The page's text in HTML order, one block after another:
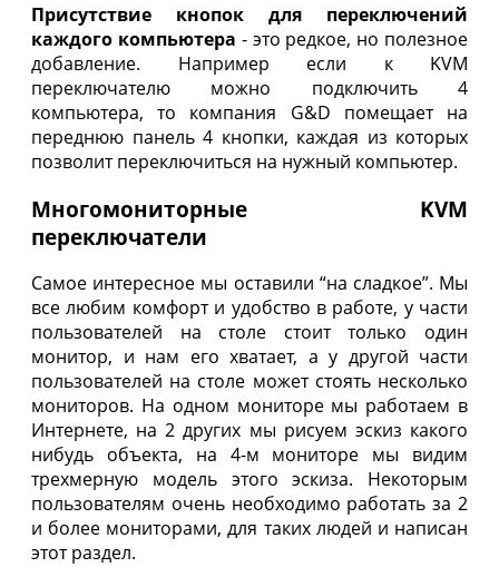
Присутствие кнопок для переключений
каждого компьютера - это редкое, но полезное
добавление. Например если к KVM
переключателю можно подключить 4
компьютера, то компания G&D помещает на
переднюю панель 4 кнопки, каждая из которых
позволит переключиться на нужный компьютер.
Многомониторные KVM
переключатели
Самое интересное мы оставили “на сладкое”. Мы
все любим комфорт и удобство в работе, у части
пользователей на столе стоит только один
монитор, и нам его хватает, а у другой части
пользователей на столе может стоять несколько
мониторов. На одном мониторе мы работаем в
Интернете, на 2 других мы рисуем эскиз какого
нибудь объекта, на 4-м мониторе мы видим
трехмерную модель этого эскиза. Некоторым
пользователям очень необходимо работать за 2
и более мониторами, для таких людей и написан
этот раздел.